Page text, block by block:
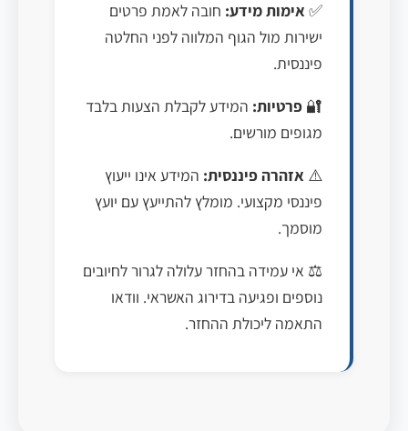
✅ אימות מידע: חובה לאמת פרטים
ישירות מול הגוף המלווה לפני החלטה
פיננסית.
🔐 פרטיות: המידע לקבלת הצעות בלבד
מגופים מורשים.
⚠️ אזהרה פיננסית: המידע אינו ייעוץ
פיננסי מקצועי. מומלץ להתייעץ עם יועץ
מוסמך.
⚖️ אי עמידה בהחזר עלולה לגרור לחיובים
נוספים ופגיעה בדירוג האשראי. וודאו
התאמה ליכולת ההחזר.